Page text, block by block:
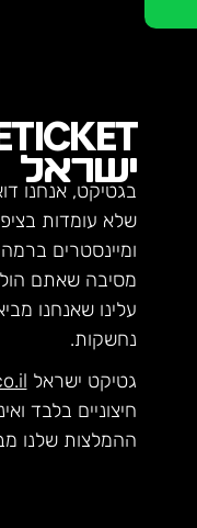
ישראל
בגטיקט, אנחנו
שלא עומדות
ומיינסטרים
מסיבה שאתם
עלינו שאנחנו
נחשקות.
גטיקט ישראל
חיצוניים בלבד
ההמלצות שלנו